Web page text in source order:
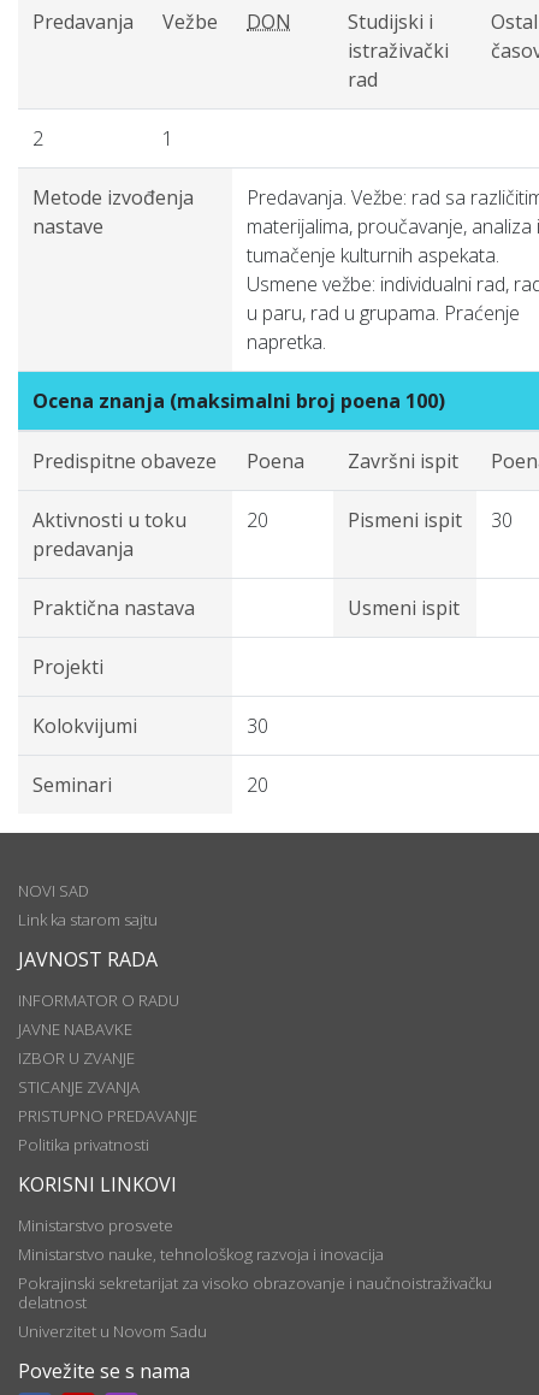
Predavanja Vežbe DON
Studijski i
istraživački
rad
2 1
Metode izvođenja
nastave
Predavanja. Vežbe: rad sa
materijalima, proučavanje, analiza i
tumačenje kulturnih aspekata.
Usmene vežbe: individualni rad,
u paru, rad u grupama. Praćenje
napretka.
Ocena znanja (maksimalni broj poena 100)
Predispitne obaveze Poena Završni ispit
Aktivnosti u toku
predavanja
20 Pismeni ispit 30
Praktična nastava Usmeni ispit
Projekti
Kolokvijumi 30
Seminari 20
NOVI SAD
Link ka starom sajtu
JAVNOST RADA
INFORMATOR O RADU
JAVNE NABAVKE
IZBOR U ZVANJE
STICANJE ZVANJA
PRISTUPNO PREDAVANJE
Politika privatnosti
KORISNI LINKOVI
Ministarstvo prosvete
Ministarstvo nauke, tehnološkog razvoja i inovacija
Pokrajinski sekretarijat za visoko obrazovanje i naučnoistraživačku
delatnost
Univerzitet u Novom Sadu
Povežite se s nama